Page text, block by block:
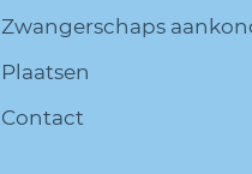
Zwangerschaps
Plaatsen
Contact